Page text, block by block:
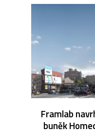
Framlab
buněk